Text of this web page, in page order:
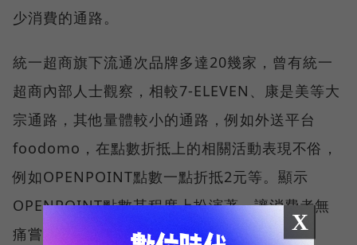
少消費的通路。
統一超商旗下流通次品牌多達20幾家，曾有統一
超商內部人士觀察，相較7-ELEVEN、康是美等大
宗通路，其他量體較小的通路，例如外送平台
foodomo，在點數折抵上的相關活動表現不俗，
例如OPENPOINT點數一點折抵2元等。顯示
OPENPOINT點數某程度上扮演著，讓消費者無
痛嘗試新通路的重要角色。
X